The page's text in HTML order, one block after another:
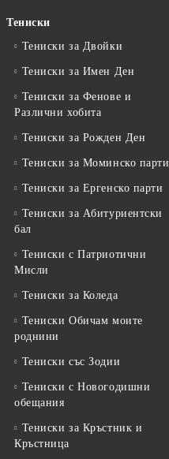
Тениски
Тениски за Двойки
Тениски за Имен Ден
Тениски за Фенове и
Различни хобита
Тениски за Рожден Ден
Тениски за Mоминско парти
Тениски за Eргенско парти
Тениски за Aбитуриентски
бал
Тениски с Патриотични
Мисли
Тениски за Коледа
Тениски Обичам моите
роднини
Тениски със Зодии
Тениски с Новогодишни
обещания
Тениски за Кръстник и
Кръстница